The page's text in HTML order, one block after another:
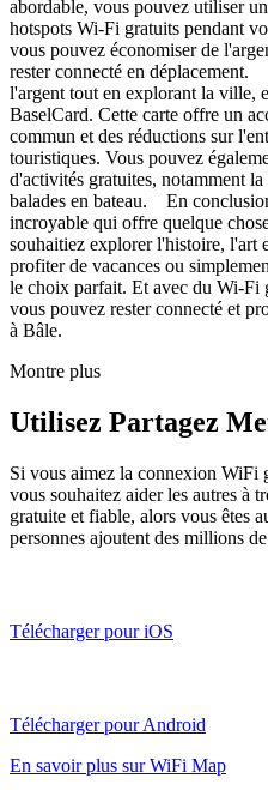
abordable, vous pouvez utiliser
hotspots Wi-Fi gratuits pendant
vous pouvez économiser de
rester connecté en déplacement.
l'argent tout en explorant la ville,
BaselCard. Cette carte offre un
commun et des réductions sur
touristiques. Vous pouvez
d'activités gratuites, notamment
balades en bateau. En
incroyable qui offre quelque
souhaitiez explorer l'histoire, l'art
profiter de vacances ou
le choix parfait. Et avec du Wi-Fi
vous pouvez rester connecté et
à Bâle.
Montre plus
Utilisez Partagez
Si vous aimez la connexion WiFi
vous souhaitez aider les autres à
gratuite et fiable, alors vous êtes
personnes ajoutent des millions
Télécharger pour iOS
Télécharger pour Android
En savoir plus sur WiFi Map